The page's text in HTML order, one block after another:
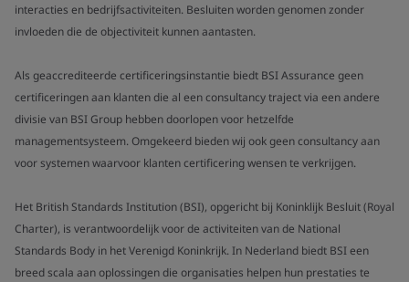
interacties en bedrijfsactiviteiten. Besluiten worden genomen zonder
invloeden die de objectiviteit kunnen aantasten.
Als geaccrediteerde certificeringsinstantie biedt BSI Assurance geen
certificeringen aan klanten die al een consultancy traject via een andere
divisie van BSI Group hebben doorlopen voor hetzelfde
managementsysteem. Omgekeerd bieden wij ook geen consultancy aan
voor systemen waarvoor klanten certificering wensen te verkrijgen.
Het British Standards Institution (BSI), opgericht bij Koninklijk Besluit (Royal
Charter), is verantwoordelijk voor de activiteiten van de National
Standards Body in het Verenigd Koninkrijk. In Nederland biedt BSI een
breed scala aan oplossingen die organisaties helpen hun prestaties te